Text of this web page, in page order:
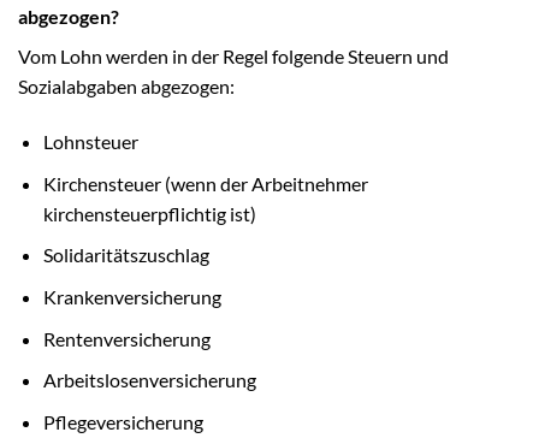
abgezogen?
Vom Lohn werden in der Regel folgende Steuern und
Sozialabgaben abgezogen:
Lohnsteuer
Kirchensteuer (wenn der Arbeitnehmer
kirchensteuerpflichtig ist)
Solidaritätszuschlag
Krankenversicherung
Rentenversicherung
Arbeitslosenversicherung
Pflegeversicherung